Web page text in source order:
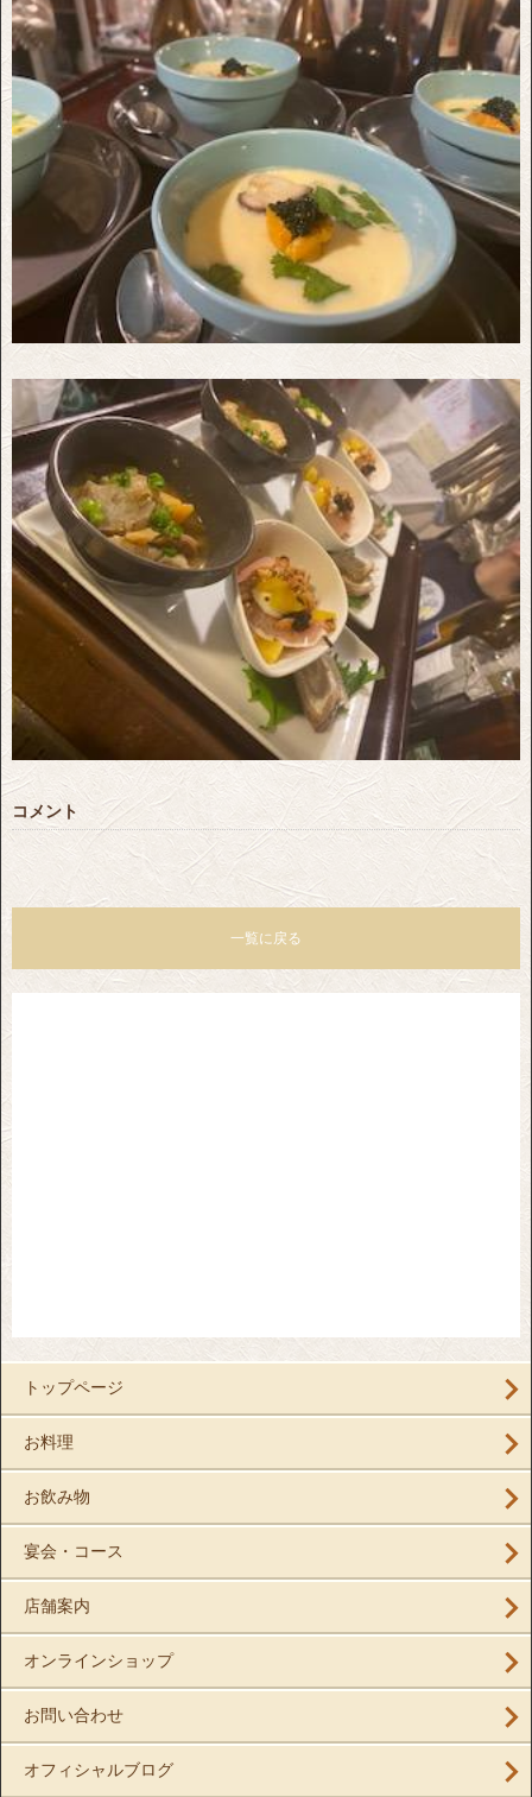
コメント
一覧に戻る
トップページ
お料理
お飲み物
宴会・コース
店舗案内
オンラインショップ
お問い合わせ
オフィシャルブログ